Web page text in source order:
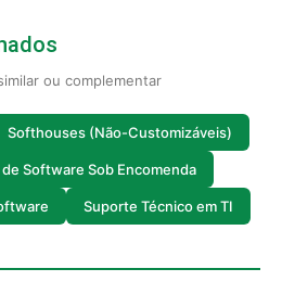
ou complementar
Softhouses (Não-Customizáveis)
Software Sob Encomenda
Suporte Técnico em TI